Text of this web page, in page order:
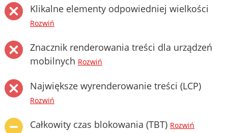
Klikalne elementy odpowiedniej wielkości
Rozwiń
Znacznik renderowania treści dla urządzeń
mobilnych Rozwiń
Największe wyrenderowanie treści (LCP)
Rozwiń
Całkowity czas blokowania (TBT) Rozwiń